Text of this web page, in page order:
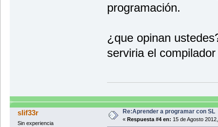
programación.
¿que opinan
serviria el
slif33r
Sin experiencia
Re:Aprender a programar con SL
« Respuesta #4 en: 15 de Agosto